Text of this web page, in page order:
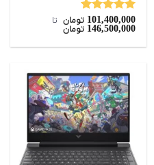
نمره5.00
از 5
101,400,000 تومان ‌ تا ‌
146,500,000 تومان